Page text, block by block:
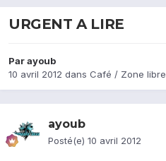
URGENT A LIRE
Parayoub
10 avril 2012 dans Café / Zone libre
ayoub
Posté(e) 10 avril 2012